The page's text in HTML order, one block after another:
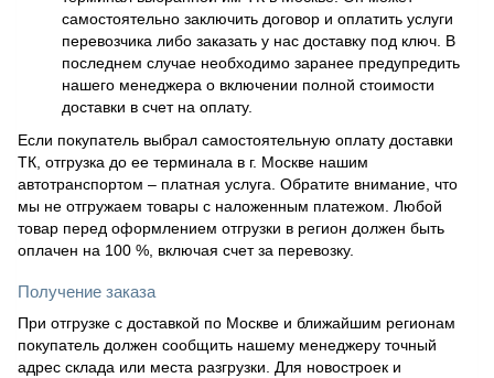
самостоятельно заключить договор и оплатить услуги
перевозчика либо заказать у нас доставку под ключ. В
последнем случае необходимо заранее предупредить
нашего менеджера о включении полной стоимости
доставки в счет на оплату.
Если покупатель выбрал самостоятельную оплату доставки
ТК, отгрузка до ее терминала в г. Москве нашим
автотранспортом – платная услуга. Обратите внимание, что
мы не отгружаем товары с наложенным платежом. Любой
товар перед оформлением отгрузки в регион должен быть
оплачен на 100 %, включая счет за перевозку.
Получение заказа
При отгрузке с доставкой по Москве и ближайшим регионам
покупатель должен сообщить нашему менеджеру точный
адрес склада или места разгрузки. Для новостроек и